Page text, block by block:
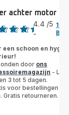
achter motor
4.4 /5
-
15
een schoon en
door ons
-
3 tot 5 dagen.
voor bestellingen
Gratis retourneren.